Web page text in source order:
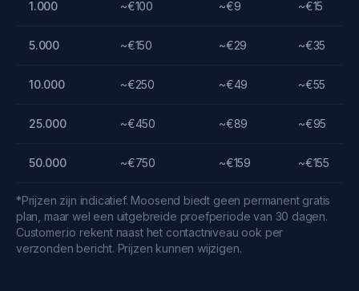
1.000 ~€100 ~€9 ~€15
5.000 ~€150 ~€29 ~€35
10.000 ~€250 ~€49 ~€55
25.000 ~€450 ~€89 ~€95
50.000 ~€750 ~€159 ~€155
*Prijzen zijn indicatief. Moosend biedt geen permanent gratis
plan, maar wel een uitgebreide proefperiode van 30 dagen.
Customer.io rekent naast het contactniveau ook per
verzonden bericht. Prijzen kunnen wijzigen.